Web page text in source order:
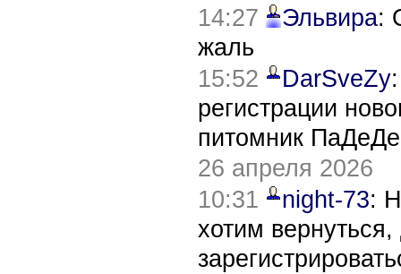
14:27
Эльвира:
жаль
15:52
DarSveZy
регистрации
питомник
26 апреля 2026
10:31
night-73:
хотим